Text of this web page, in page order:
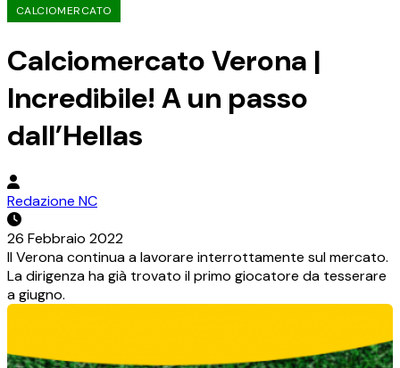
CALCIOMERCATO
Calciomercato Verona |
Incredibile! A un passo
dall’Hellas
Redazione NC
26 Febbraio 2022
Il Verona continua a lavorare interrottamente sul mercato.
La dirigenza ha già trovato il primo giocatore da tesserare
a giugno.